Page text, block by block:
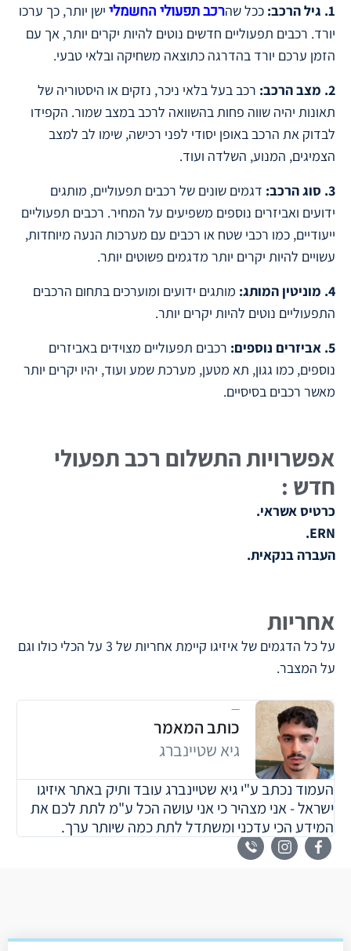
1. גיל הרכב: ככל שהרכב תפעולי החשמלי ישן יותר, כך ערכו
יורד. רכבים תפעוליים חדשים נוטים להיות יקרים יותר, אך עם
הזמן ערכם יורד בהדרגה כתוצאה משחיקה ובלאי טבעי.
2. מצב הרכב:
רכב בעל בלאי ניכר, נזקים או היסטוריה של
תאונות יהיה שווה פחות בהשוואה לרכב במצב שמור. הקפידו
לבדוק את הרכב באופן יסודי לפני רכישה, שימו לב למצב
הצמיגים, המנוע, השלדה ועוד.
3. סוג הרכב:
דגמים שונים של רכבים תפעוליים, מותגים
ידועים ואביזרים נוספים משפיעים על המחיר. רכבים תפעוליים
ייעודיים, כמו רכבי שטח או רכבים עם מערכות הנעה מיוחדות,
עשויים להיות יקרים יותר מדגמים פשוטים יותר.
4. מוניטין המותג:
מותגים ידועים ומוערכים בתחום הרכבים
התפעוליים נוטים להיות יקרים יותר.
5. אביזרים נוספים:
רכבים תפעוליים מצוידים באביזרים
נוספים, כמו גגון, תא מטען, מערכת שמע ועוד, יהיו יקרים יותר
מאשר רכבים בסיסיים.
אפשרויות התשלום רכב תפעולי
חדש :
כרטיס אשראי.
ERN.
העברה בנקאית.
אחריות
על כל הדגמים של איזיגו קיימת אחריות של 3 על הכלי כולו וגם
על המצבר.
כותב המאמר
גיא שטיינברג
העמוד נכתב ע"י גיא שטיינברג עובד ותיק באתר איזיגו
ישראל - אני מצהיר כי אני עושה הכל ע"מ לתת לכם את
המידע הכי עדכני ומשתדל לתת כמה שיותר ערך.